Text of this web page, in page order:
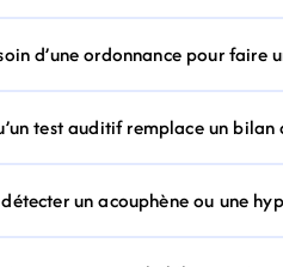
d’une ordonnance pour faire
test auditif remplace un bilan
un acouphène ou une